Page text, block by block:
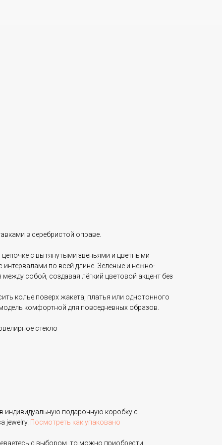
в серебристой оправе.
с вытянутыми звеньями и цветными
по всей длине. Зелёные и нежно-
собой, создавая лёгкий цветовой акцент без
колье поверх жакета, платья или однотонного
комфортной для повседневных образов.
стекло
индивидуальную подарочную коробку с
jewelry. Посмотреть как упаковано
с выбором, то можно приобрести